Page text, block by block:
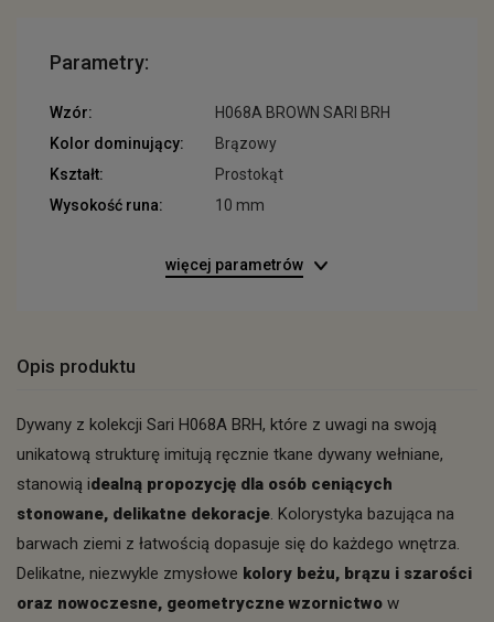
Parametry:
Wzór:
H068A BROWN SARI BRH
Kolor dominujący:
Brązowy
Kształt:
Prostokąt
Wysokość runa:
10 mm
więcej parametrów
Opis produktu
Dywany z kolekcji Sari H068A BRH, które z uwagi na swoją
unikatową strukturę imitują ręcznie tkane dywany wełniane,
stanowią idealną propozycję dla osób ceniących
stonowane, delikatne dekoracje. Kolorystyka bazująca na
barwach ziemi z łatwością dopasuje się do każdego wnętrza.
Delikatne, niezwykle zmysłowe kolory beżu, brązu i szarości
oraz nowoczesne, geometryczne wzornictwo w